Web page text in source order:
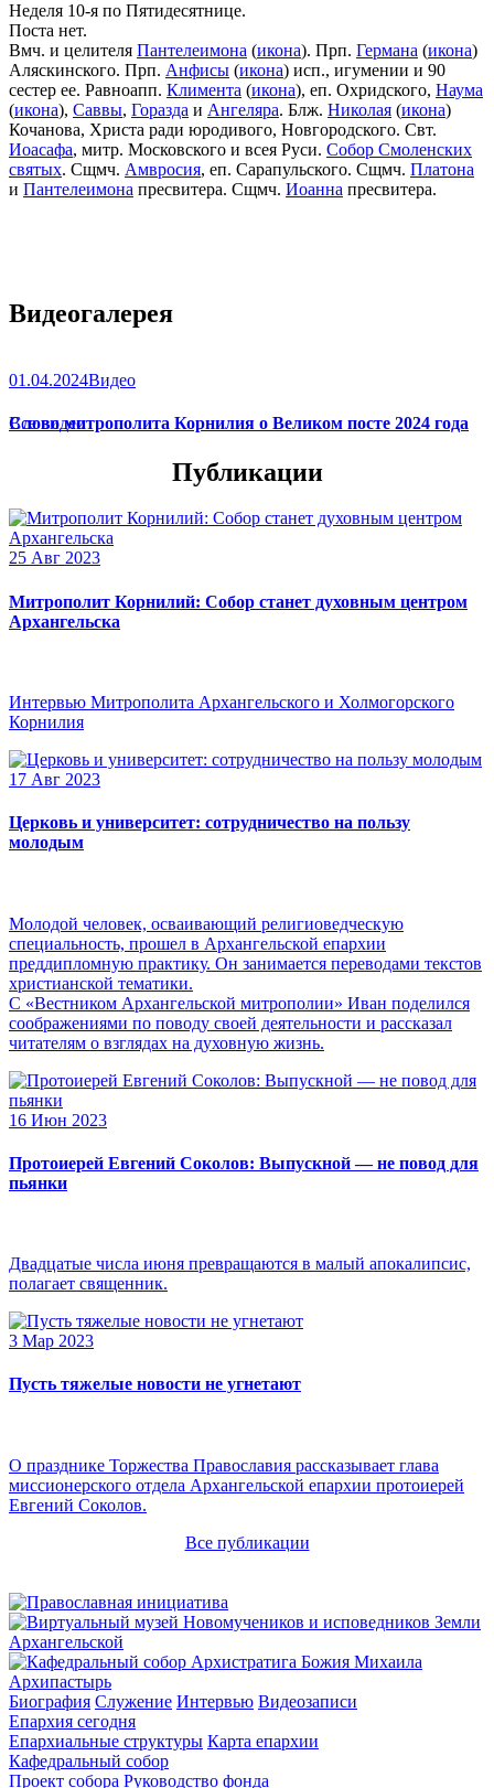
Неделя 10-я по Пятидесятнице.
Поста нет.
Вмч. и целителя Пантелеимона (икона). Прп. Германа (икона)
Аляскинского. Прп. Анфисы (икона) исп., игумении и 90
сестер ее. Равноапп. Климента (икона), еп. Охридского, Наума
(икона), Саввы, Горазда и Ангеляра. Блж. Николая (икона)
Кочанова, Христа ради юродивого, Новгородского. Свт.
Иоасафа, митр. Московского и всея Руси. Собор Смоленских
святых. Сщмч. Амвросия, еп. Сарапульского. Сщмч. Платона
и Пантелеимона пресвитера. Сщмч. Иоанна пресвитера.
Видеогалерея
01.04.2024Видео
Слово митрополита Корнилия о Великом посте 2024 года
Все видео
Публикации
25 Авг 2023
Митрополит Корнилий: Собор станет духовным центром
Архангельска
Интервью Митрополита Архангельского и Холмогорского
Корнилия
17 Авг 2023
Церковь и университет: сотрудничество на пользу
молодым
Молодой человек, осваивающий религиоведческую
специальность, прошел в Архангельской епархии
преддипломную практику. Он занимается переводами текстов
христианской тематики.
С «Вестником Архангельской митрополии» Иван поделился
соображениями по поводу своей деятельности и рассказал
читателям о взглядах на духовную жизнь.
16 Июн 2023
Протоиерей Евгений Соколов: Выпускной — не повод для
пьянки
Двадцатые числа июня превращаются в малый апокалипсис,
полагает священник.
3 Мар 2023
Пусть тяжелые новости не угнетают
О празднике Торжества Православия рассказывает глава
миссионерского отдела Архангельской епархии протоиерей
Евгений Соколов.
Все публикации
Архипастырь
Биография Служение Интервью Видеозаписи
Епархия сегодня
Епархиальные структуры Карта епархии
Кафедральный собор
Проект собора Руководство фонда